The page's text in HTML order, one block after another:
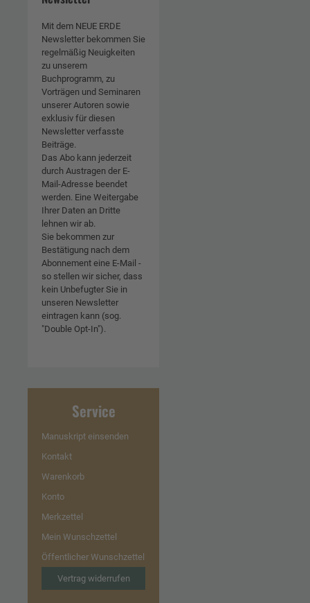
Mit dem NEUE ERDE
Newsletter bekommen Sie
regelmäßig Neuigkeiten
zu unserem
Buchprogramm, zu
Vorträgen und Seminaren
unserer Autoren sowie
exklusiv für diesen
Newsletter verfasste
Beiträge.
Das Abo kann jederzeit
durch Austragen der E-
Mail-Adresse beendet
werden. Eine Weitergabe
Ihrer Daten an Dritte
lehnen wir ab.
Sie bekommen zur
Bestätigung nach dem
Abonnement eine E-Mail -
so stellen wir sicher, dass
kein Unbefugter Sie in
unseren Newsletter
eintragen kann (sog.
"Double Opt-In").
Service
Manuskript einsenden
Kontakt
Warenkorb
Konto
Merkzettel
Mein Wunschzettel
Öffentlicher Wunschzettel
Vertrag widerrufen